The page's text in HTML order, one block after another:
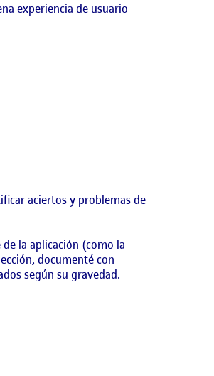
experiencia de usuario
aciertos y problemas de
la aplicación (como la
documenté con
según su gravedad.